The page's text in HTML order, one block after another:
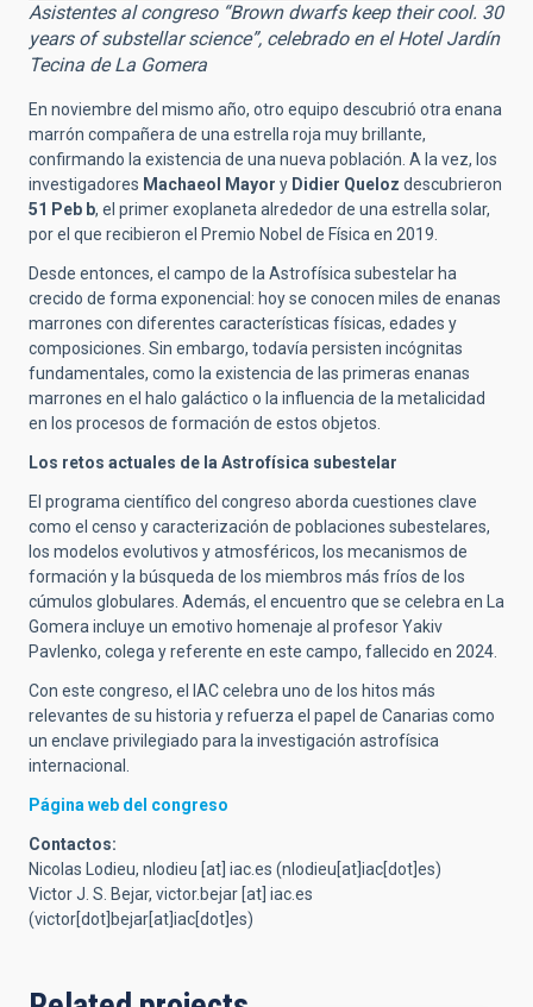
Asistentes al congreso “Brown dwarfs keep their cool. 30
years of substellar science”, celebrado en el Hotel Jardín
Tecina de La Gomera
En noviembre del mismo año, otro equipo descubrió otra enana
marrón compañera de una estrella roja muy brillante,
confirmando la existencia de una nueva población. A la vez, los
investigadores Machaeol Mayor y Didier Queloz descubrieron
51 Peb b, el primer exoplaneta alrededor de una estrella solar,
por el que recibieron el Premio Nobel de Física en 2019.
Desde entonces, el campo de la Astrofísica subestelar ha
crecido de forma exponencial: hoy se conocen miles de enanas
marrones con diferentes características físicas, edades y
composiciones. Sin embargo, todavía persisten incógnitas
fundamentales, como la existencia de las primeras enanas
marrones en el halo galáctico o la influencia de la metalicidad
en los procesos de formación de estos objetos.
Los retos actuales de la Astrofísica subestelar
El programa científico del congreso aborda cuestiones clave
como el censo y caracterización de poblaciones subestelares,
los modelos evolutivos y atmosféricos, los mecanismos de
formación y la búsqueda de los miembros más fríos de los
cúmulos globulares. Además, el encuentro que se celebra en La
Gomera incluye un emotivo homenaje al profesor Yakiv
Pavlenko, colega y referente en este campo, fallecido en 2024.
Con este congreso, el IAC celebra uno de los hitos más
relevantes de su historia y refuerza el papel de Canarias como
un enclave privilegiado para la investigación astrofísica
internacional.
Página web del congreso
Contactos:
Nicolas Lodieu, nlodieu [at] iac.es (nlodieu[at]iac[dot]es)
Victor J. S. Bejar, victor.bejar [at] iac.es
(victor[dot]bejar[at]iac[dot]es)